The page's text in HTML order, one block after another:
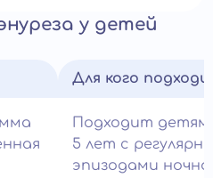
у детей
Для кого
Подходит
5 лет с
эпизодами